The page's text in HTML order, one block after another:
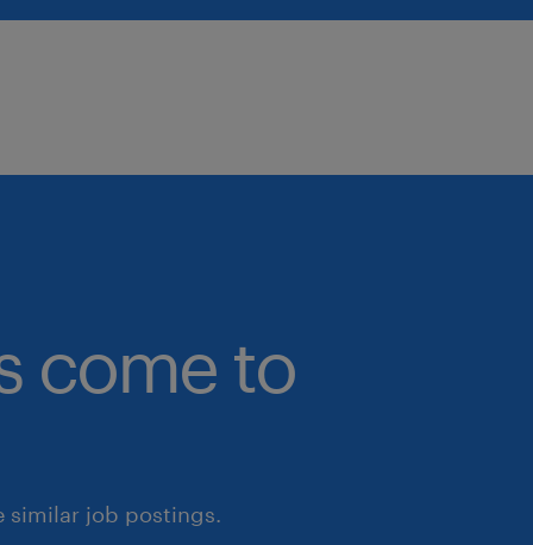
generalnego wykonawcy lub
komercyjnych / fit-out)
doświadczenia na stanowisku
kosztorysanta, inżynier budowy
biegłej znajomości programów
come to
similar job postings.